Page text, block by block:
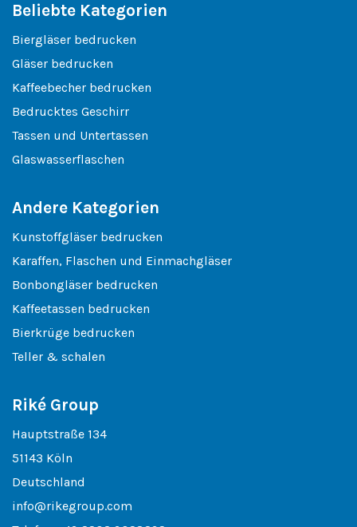
Beliebte Kategorien
Biergläser bedrucken
Gläser bedrucken
Kaffeebecher bedrucken
Bedrucktes Geschirr
Tassen und Untertassen
Glaswasserflaschen
Andere Kategorien
Kunstoffgläser bedrucken
Karaffen, Flaschen und Einmachgläser
Bonbongläser bedrucken
Kaffeetassen bedrucken
Bierkrüge bedrucken
Teller & schalen
Riké Group
Hauptstraße 134
51143 Köln
Deutschland
info@rikegroup.com